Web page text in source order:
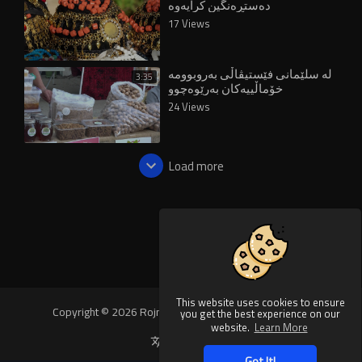
This website uses cookies to ensure
you get the best experience on our
website. Learn More
دەستڕەنگین کرایەوە
17 Views
3:35 لە سلێمانی فێستیڤاڵی بەروبوومە
خۆماڵییەکان بەرێوەچوو
24 Views
Load more
Copyright © 2026 Rojnews Video. All rights reserved.
Language